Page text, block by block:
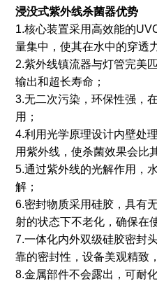
浸没式紫外线杀菌器优势
1.核心装置采用高效能的
量集中，使其在水中的穿透
2.紫外线镇流器与灯管完美
输出和超长寿命；
3.无二次污染，环保性强，
用；
4.利用光学原理设计内壁处
用紫外线，使杀菌效果会比
5.通过紫外线的光解作用，
解；
6.密封物质采用硅胶，具有
射的状态下不老化，确保在
7.一体化内外双级硅胶密封
靠的密封性，设备美观精致
8.金属部件不会露出，可耐